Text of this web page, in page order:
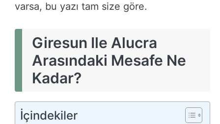
varsa, bu yazı tam size göre.
Giresun Ile Alucra
Arasındaki Mesafe Ne
Kadar?
İçindekiler